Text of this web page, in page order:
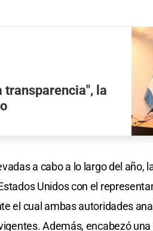
transparencia", la
a cabo a lo largo del año,
Unidos con el
el cual ambas autoridades
Además, encabezó